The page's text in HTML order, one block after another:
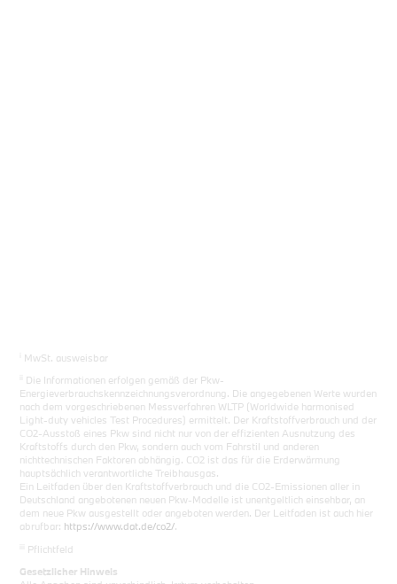
MwSt. ausweisbar
Die Informationen erfolgen gemäß der Pkw-
Energieverbrauchskennzeichnungsverordnung. Die angegebenen Werte wurden
nach dem vorgeschriebenen Messverfahren WLTP (Worldwide harmonised
Light-duty vehicles Test Procedures) ermittelt. Der Kraftstoffverbrauch und der
CO2-Ausstoß eines Pkw sind nicht nur von der effizienten Ausnutzung des
Kraftstoffs durch den Pkw, sondern auch vom Fahrstil und anderen
nichttechnischen Faktoren abhängig. CO2 ist das für die Erderwärmung
hauptsächlich verantwortliche Treibhausgas.
Ein Leitfaden über den Kraftstoffverbrauch und die CO2-Emissionen aller in
Deutschland angebotenen neuen Pkw-Modelle ist unentgeltlich einsehbar, an
dem neue Pkw ausgestellt oder angeboten werden. Der Leitfaden ist auch hier
abrufbar: https://www.dat.de/co2/.
Pflichtfeld
Gesetzlicher Hinweis